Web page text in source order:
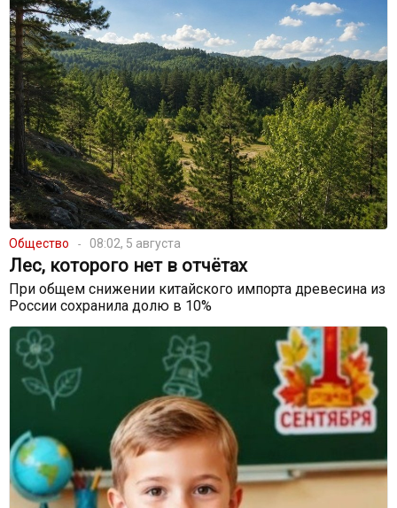
Общество 08:02, 5 августа
Лес, которого нет в отчётах
При общем снижении китайского импорта древесина из
России сохранила долю в 10%